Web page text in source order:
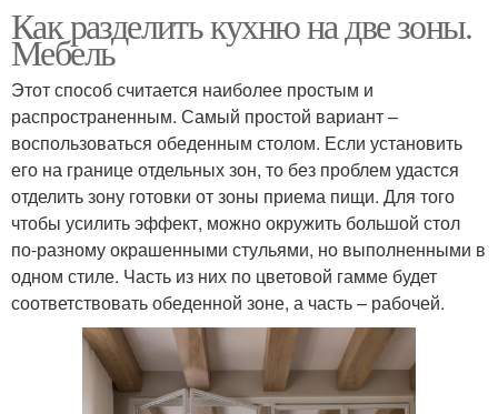
Как разделить кухню на две зоны.
Мебель
Этот способ считается наиболее простым и
распространенным. Самый простой вариант –
воспользоваться обеденным столом. Если установить
его на границе отдельных зон, то без проблем удастся
отделить зону готовки от зоны приема пищи. Для того
чтобы усилить эффект, можно окружить большой стол
по-разному окрашенными стульями, но выполненными в
одном стиле. Часть из них по цветовой гамме будет
соответствовать обеденной зоне, а часть – рабочей.